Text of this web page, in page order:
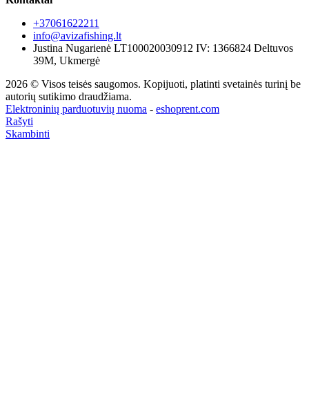
+37061622211
info@avizafishing.lt
Justina Nugarienė LT100020030912 IV: 1366824 Deltuvos
39M, Ukmergė
2026 © Visos teisės saugomos. Kopijuoti, platinti svetainės turinį be
autorių sutikimo draudžiama.
Elektroninių parduotuvių nuoma - eshoprent.com
Rašyti
Skambinti